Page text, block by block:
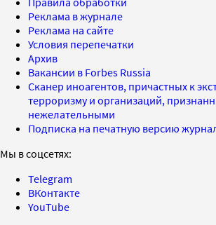
Реклама в журнале
Реклама на сайте
Условия перепечатки
Архив
Вакансии в Forbes Russia
Сканер иноагентов, причастных к
терроризму и организаций,
нежелательными
Подписка на печатную версию
Мы в соцсетях:
Telegram
ВКонтакте
YouTube